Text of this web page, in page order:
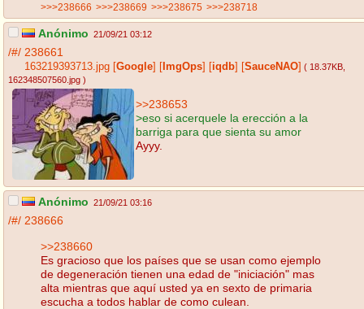
>>>238666 >>>238669 >>>238675 >>>238718
Anónimo 21/09/21 03:12
/#/ 238661
163219393713.jpg Google ImgOps iqdb SauceNAO ( 18.37KB
162348507560.jpg )
>>238653
>eso si acerquele la erección a la
barriga para que sienta su amor
Ayyy.
Anónimo 21/09/21 03:16
/#/ 238666
>>238660
Es gracioso que los países que se usan como ejemplo
de degeneración tienen una edad de "iniciación" mas
alta mientras que aquí usted ya en sexto de primaria
escucha a todos hablar de como culean.